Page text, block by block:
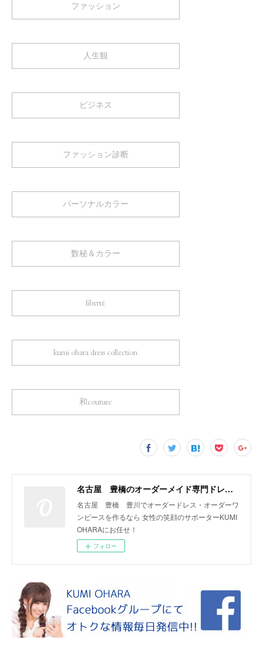
ファッション
人生観
ビジネス
ファッション診断
パーソナルカラー
数秘＆カラー
liberté
kumi ohara dress collection
和couture
名古屋 豊橋のオーダーメイド専門ドレスデザイナー KUMI OHARA
名古屋 豊橋 豊川でオーダードレス・オーダーワ
ンピースを作るなら 女性の笑顔のサポーターKUMI
OHARAにお任せ！
フォロー